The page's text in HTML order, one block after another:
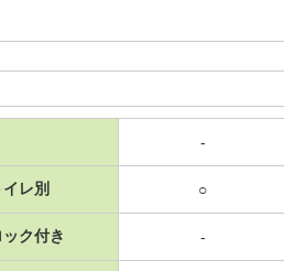
-
レ別 ○
ク付き -